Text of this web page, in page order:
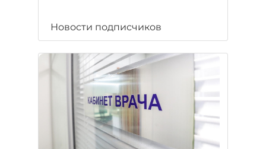
Новости подписчиков